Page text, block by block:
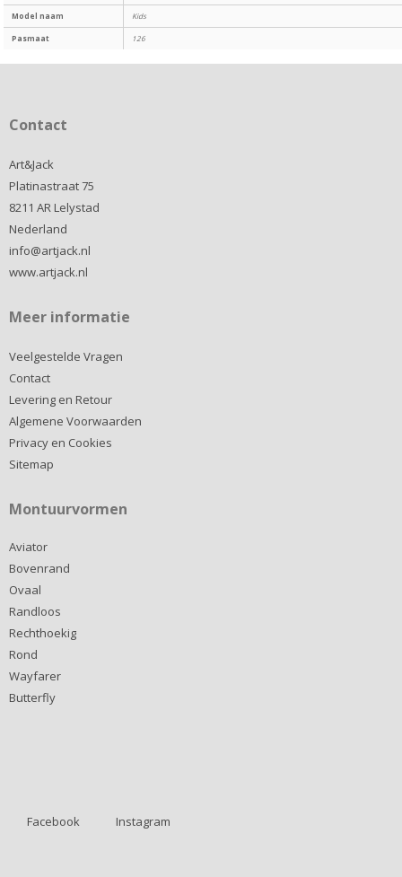
Model naam Kids
Pasmaat 126
Contact
Art&Jack
Platinastraat 75
8211 AR Lelystad
Nederland
info@artjack.nl
www.artjack.nl
Meer informatie
Veelgestelde Vragen
Contact
Levering en Retour
Algemene Voorwaarden
Privacy en Cookies
Sitemap
Montuurvormen
Aviator
Bovenrand
Ovaal
Randloos
Rechthoekig
Rond
Wayfarer
Butterfly
Facebook Instagram